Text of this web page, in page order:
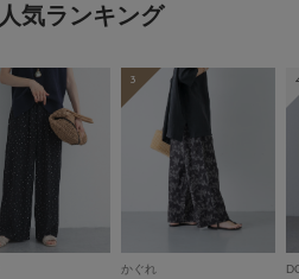
気ランキング
3
かぐれ